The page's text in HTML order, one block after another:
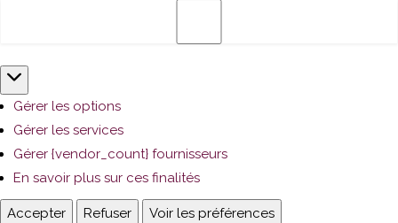
Marketing
Gérer les options
Gérer les services
Gérer {vendor_count} fournisseurs
En savoir plus sur ces finalités
Accepter Refuser
Voir les préférences